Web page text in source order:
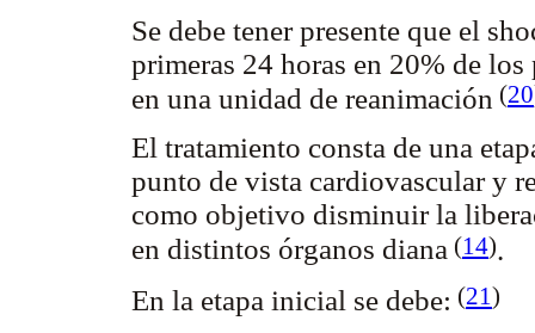
Se debe tener presente que el
primeras 24 horas en 20% de
en una unidad de reanimación (20
El tratamiento consta de una
punto de vista cardiovascular y
como objetivo disminuir la
en distintos órganos diana (14).
En la etapa inicial se debe: (21)